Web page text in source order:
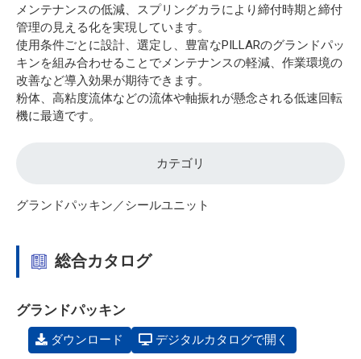
メンテナンスの低減、スプリングカラにより締付時期と締付
管理の見える化を実現しています。
使用条件ごとに設計、選定し、豊富なPILLARのグランドパッ
キンを組み合わせることでメンテナンスの軽減、作業環境の
改善など導入効果が期待できます。
粉体、高粘度流体などの流体や軸振れが懸念される低速回転
機に最適です。
カテゴリ
グランドパッキン／シールユニット
総合カタログ
グランドパッキン
ダウンロード デジタルカタログで開く